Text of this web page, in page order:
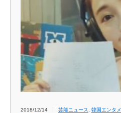
2018/12/14 芸能ニュース 韓国エンタメ